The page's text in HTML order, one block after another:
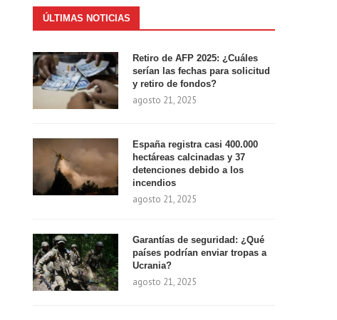
ÚLTIMAS NOTICIAS
Retiro de AFP 2025: ¿Cuáles
serían las fechas para solicitud
y retiro de fondos?
agosto 21, 2025
España registra casi 400.000
hectáreas calcinadas y 37
detenciones debido a los
incendios
agosto 21, 2025
Garantías de seguridad: ¿Qué
países podrían enviar tropas a
Ucrania?
agosto 21, 2025